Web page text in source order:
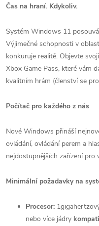
Čas na hraní. Kdykoliv.
Systém Windows 11
Výjimečné schopnosti v
konkuruje realitě. Objevte
Xbox Game Pass, které vám
kvalitním hrám (členství se
Počítač pro každého z nás
Nové Windows přináší
ovládání, ovládání perem a
nejdostupnějších zařízení pro
Minimální požadavky na
Procesor:
nebo více jádry